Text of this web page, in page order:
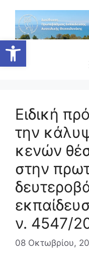
Ανοίξτε τη γραμμή εργαλείων
περιεχόμενο
Ειδική
την
κενών
στην
ν. 4547/
08 Οκτωβρίου,